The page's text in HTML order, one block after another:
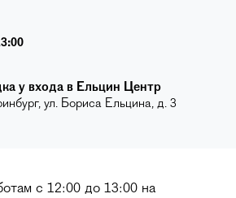
у входа в Ельцин Центр
ул. Бориса Ельцина, д. 3
с 12:00 до 13:00 на